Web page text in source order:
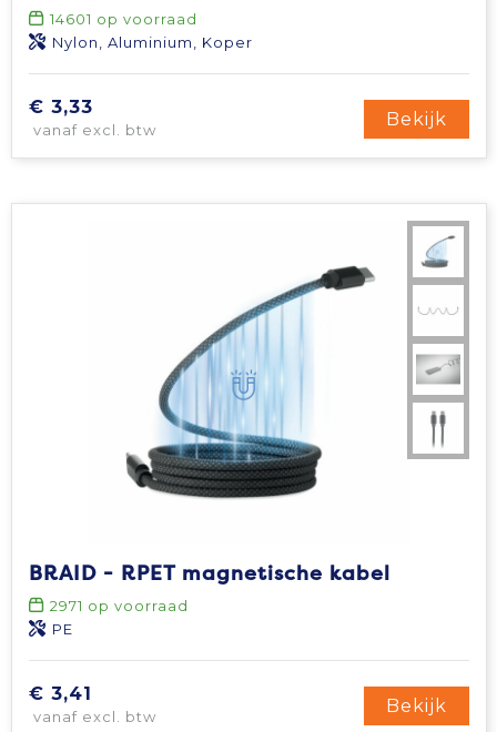
14601 op voorraad
Nylon, Aluminium, Koper
€ 3,33
vanaf excl. btw
Bekijk
BRAID - RPET magnetische kabel
2971 op voorraad
PE
€ 3,41
vanaf excl. btw
Bekijk